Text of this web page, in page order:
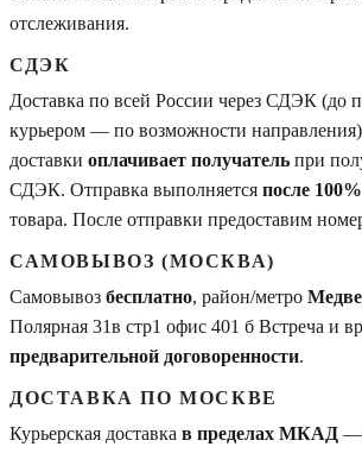
отслеживания.
СДЭК
Доставка по всей России через СДЭК (до
курьером — по возможности
доставки оплачивает получатель при
СДЭК. Отправка выполняется после
товара. После отправки предоставим
САМОВЫВОЗ (МОСКВА)
Самовывоз бесплатно, район/метро
Полярная 31в стр1 офис 401 б Встреча и
предварительной договоренности.
ДОСТАВКА ПО МОСКВЕ
Курьерская доставка в пределах МКАД —